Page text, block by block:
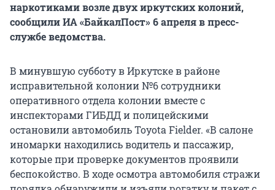
наркотиками возле двух иркутских колоний,
сообщили ИА «БайкалПост» 6 апреля в пресс-
службе ведомства.
В минувшую субботу в Иркутске в районе
исправительной колонии №6 сотрудники
оперативного отдела колонии вместе с
инспекторами ГИБДД и полицейскими
остановили автомобиль Toyota Fielder. «В салоне
иномарки находились водитель и пассажир,
которые при проверке документов проявили
беспокойство. В ходе осмотра автомобиля стражи